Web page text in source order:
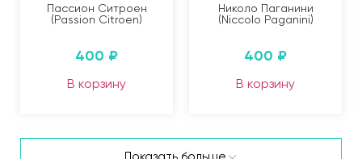
Пассион Ситроен
(Passion Citroen)
400 ₽
В корзину
Николо Паганини
(Niccolo Paganini)
400 ₽
В корзину